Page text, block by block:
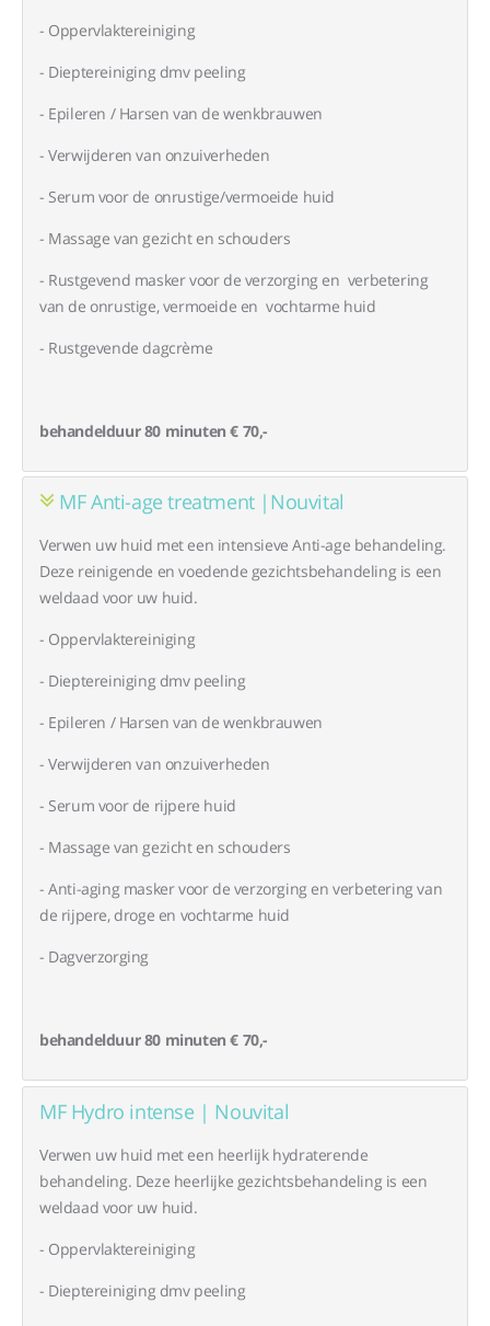
- Oppervlaktereiniging
- Dieptereiniging dmv peeling
- Epileren / Harsen van de wenkbrauwen
- Verwijderen van onzuiverheden
- Serum voor de onrustige/vermoeide huid
- Massage van gezicht en schouders
- Rustgevend masker voor de verzorging en verbetering
van de onrustige, vermoeide en vochtarme huid
- Rustgevende dagcrème
behandelduur 80 minuten € 70,-
MF Anti-age treatment |Nouvital
Verwen uw huid met een intensieve Anti-age behandeling.
Deze reinigende en voedende gezichtsbehandeling is een
weldaad voor uw huid.
- Oppervlaktereiniging
- Dieptereiniging dmv peeling
- Epileren / Harsen van de wenkbrauwen
- Verwijderen van onzuiverheden
- Serum voor de rijpere huid
- Massage van gezicht en schouders
- Anti-aging masker voor de verzorging en verbetering van
de rijpere, droge en vochtarme huid
- Dagverzorging
behandelduur 80 minuten € 70,-
MF Hydro intense | Nouvital
Verwen uw huid met een heerlijk hydraterende
behandeling. Deze heerlijke gezichtsbehandeling is een
weldaad voor uw huid.
- Oppervlaktereiniging
- Dieptereiniging dmv peeling